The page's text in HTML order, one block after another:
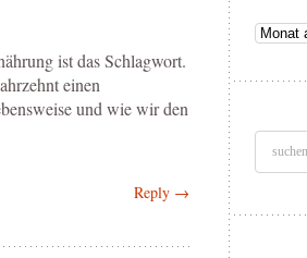
ist das Schlagwort.
einen
und wie wir den
Reply →
Archiv